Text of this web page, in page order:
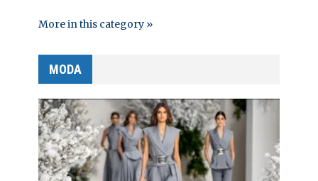
More in this category »
MODA